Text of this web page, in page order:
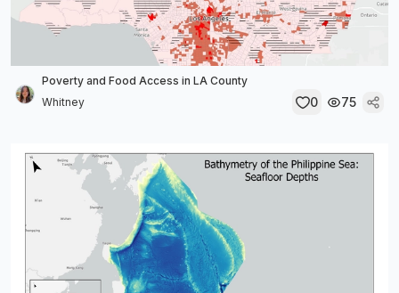
Poverty and Food Access in LA County
Whitney
0 75